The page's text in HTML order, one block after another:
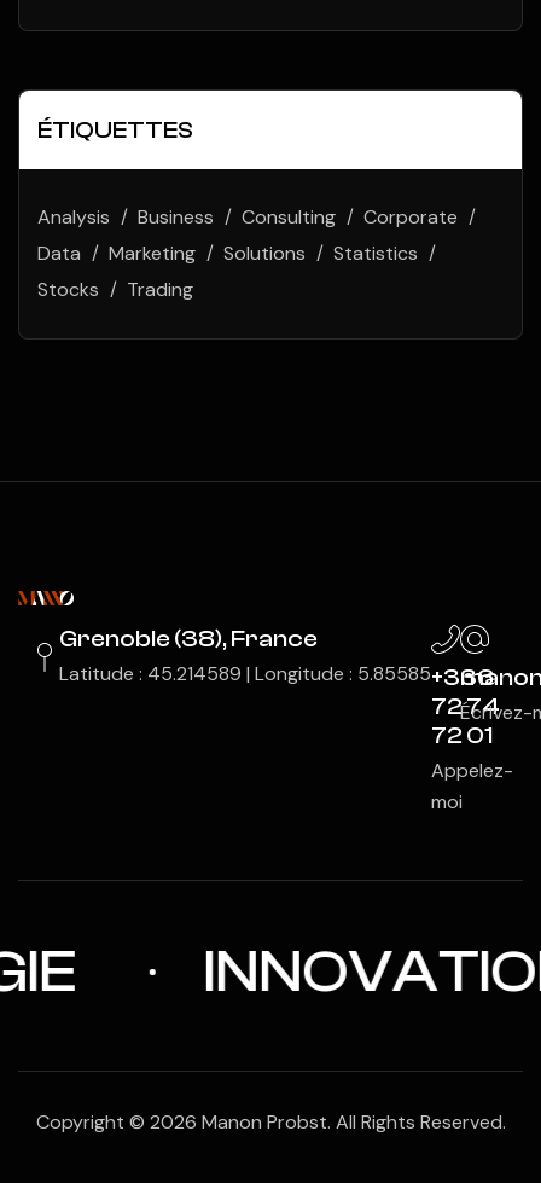
ÉTIQUETTES
Analysis Business Consulting
Corporate
Data
Marketing Solutions
Statistics
Stocks
Trading
Grenoble (38), France
Latitude : 45.214589 | Longitude : 5.85585+336
72 74
72 01
Appelez-
moi
Écrivez-
INNOVATION
Copyright © 2026 Manon Probst. All Rights Reserved.